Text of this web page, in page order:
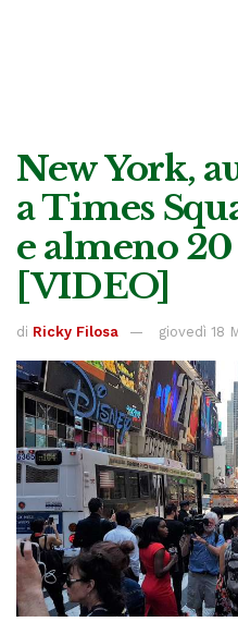
New York,
a Times
e almeno
[VIDEO]
di Ricky Filosa giovedì 18